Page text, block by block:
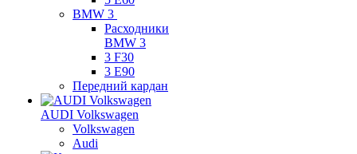
BMW 3
Расходники
BMW 3
3 F30
3 E90
Передний кардан
AUDI Volkswagen
Volkswagen
Audi